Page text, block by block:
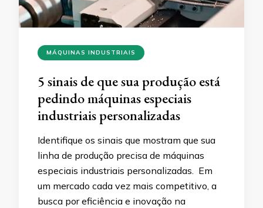
MÁQUINAS INDUSTRIAIS
5 sinais de que sua produção está
pedindo máquinas especiais
industriais personalizadas
Identifique os sinais que mostram que sua
linha de produção precisa de máquinas
especiais industriais personalizadas. Em
um mercado cada vez mais competitivo, a
busca por eficiência e inovação na